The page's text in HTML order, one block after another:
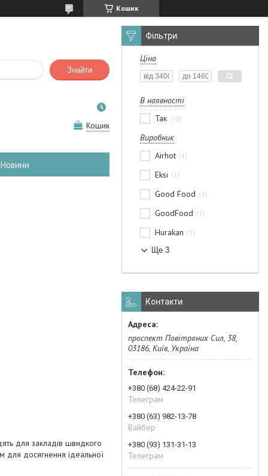
Кошик
Знайти
Кошик
Новини
для закладів швидкого
для досягнення ідеальної
Фільтри
Ціна
В наявності
Так
15
Виробник
Airhot
1
Eksi 1
Good Food 1
GoodFood 1
Hurakan 1
Ще 3
Контакти
проспект Повітряних Сил, 38,
03186, Київ, Україна
+380 (68) 424-22-91
Телеграм
+380 (63) 982-13-78
Вайбер
+380 (93) 131-31-13
Телеграм